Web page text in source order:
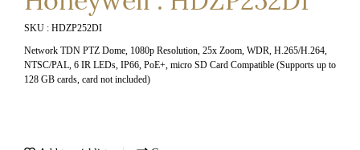
SKU : HDZP252DI
Network TDN PTZ Dome, 1080p Resolution, 25x Zoom, WDR, H.265/H.264,
NTSC/PAL, 6 IR LEDs, IP66, PoE+, micro SD Card Compatible (Supports up to
128 GB cards, card not included)